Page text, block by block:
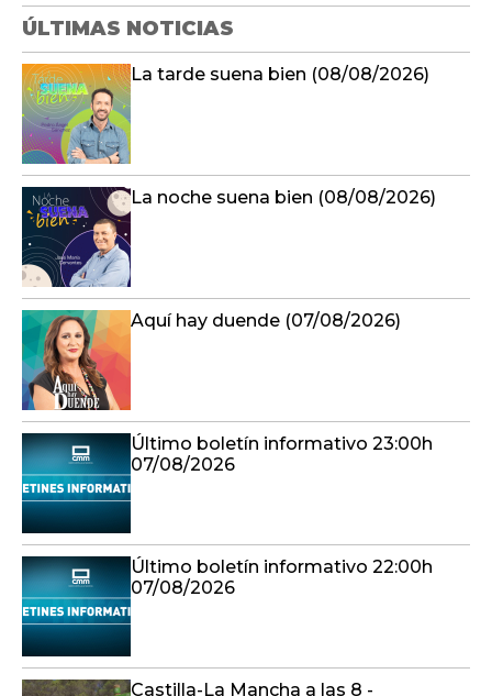
ÚLTIMAS NOTICIAS
La tarde suena bien (08/08/2026)
La noche suena bien (08/08/2026)
Aquí hay duende (07/08/2026)
Último boletín informativo 23:00h
07/08/2026
Último boletín informativo 22:00h
07/08/2026
Castilla-La Mancha a las 8 -